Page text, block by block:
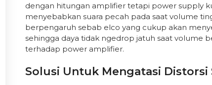
dengan hitungan amplifier tetapi power supply
menyebabkan suara pecah pada saat volume
berpengaruh sebab elco yang cukup akan
sehingga daya tidak ngedrop jatuh saat volume
terhadap power amplifier.
Solusi Untuk Mengatasi Distorsi